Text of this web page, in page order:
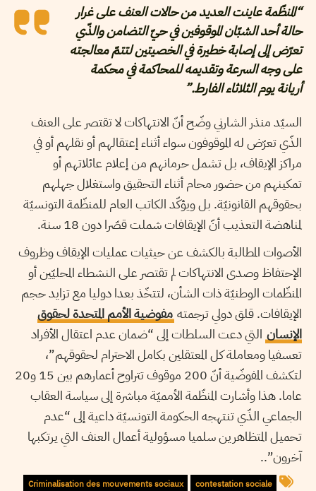
“المنظّمة عاينت العديد من حالات العنف على غرار
حالة أحد الشبّان الموقوفين في حيّ التضامن والذّي
تعرّض إلى إصابة خطيرة في الخصيتين لتتمّ معالجته
على وجه السرعة وتقديمه للمحاكمة في محكمة
أريانة يوم الثلاثاء الفارط.”
السيّد منذر الشارني وضّح أنّ الانتهاكات لا تقتصر على العنف
الذّي تعرّض له الموقوفون سواء أثناء إعتقالهم أو نقلهم أو في
مراكز الإيقاف، بل تشمل حرمانهم من إعلام عائلاتهم أو
تمكينهم من حضور محام أثناء التحقيق واستغلال جهلهم
بحقوقهم القانونيّة. بل ويؤكّد الكاتب العام للمنظّمة التونسيّة
لمناهضة التعذيب أنّ الإيقافات شملت قصّرا دون 18 سنة.
الأصوات المطالبة بالكشف عن حيثيات عمليات الإيقاف وظروف
الإحتفاظ وصدى الانتهاكات لم تقتصر على النشطاء المحليّين أو
المنظّمات الوطنيّة ذات الشأن، لتتخّذ بعدا دوليا مع تزايد حجم
الإيقافات. قلق دولي ترجمته مفوضية الأمم المتحدة لحقوق
الإنسان التي دعت السلطات إلى “ضمان عدم اعتقال الأفراد
تعسفيا ومعاملة كل المعتقلين بكامل الاحترام لحقوقهم”،
لتكشف المفوضّية أنّ 200 موقوف تتراوح أعمارهم بين 15 و20
عاما. هذا وأشارت المنظّمة الأمميّة مباشرة إلى سياسة العقاب
الجماعي الذّي تنتهجه الحكومة التونسيّة داعية إلى “عدم
تحميل المتظاهرين سلميا مسؤولية أعمال العنف التي يرتكبها
آخرون”..
contestation sociale
Criminalisation des mouvements sociaux